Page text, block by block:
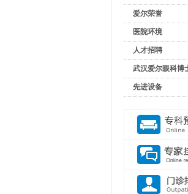
爱尔荣誉
医院环境
人才招聘
武汉爱尔眼科博
先进设备